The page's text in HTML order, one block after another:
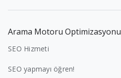
Arama Motoru Optimizasyonu
SEO Hizmeti
SEO yapmayı öğren!